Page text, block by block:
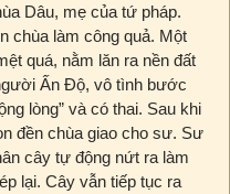
Dâu, mẹ của tứ pháp.
chùa làm công quả. Một
quá, nằm lăn ra nền đất
Ấn Độ, vô tình bước
lòng” và có thai. Sau khi
đền chùa giao cho sư. Sư
cây tự động nứt ra làm
lại. Cây vẫn tiếp tục ra